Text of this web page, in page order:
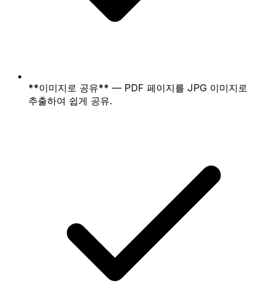
**이미지로 공유** — PDF 페이지를 JPG 이미지로
추출하여 쉽게 공유.